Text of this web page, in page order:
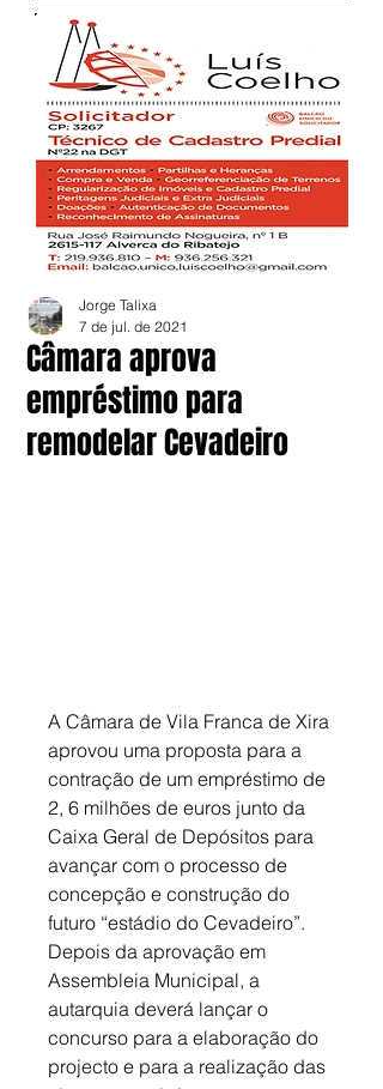
Câmara aprova
empréstimo para
remodelar Cevadeiro
Jorge Talixa
7 de jul. de 2021
A Câmara de Vila Franca de Xira
aprovou uma proposta para a
contração de um empréstimo de
2, 6 milhões de euros junto da
Caixa Geral de Depósitos para
avançar com o processo de
concepção e construção do
futuro “estádio do Cevadeiro”.
Depois da aprovação em
Assembleia Municipal, a
autarquia deverá lançar o
concurso para a elaboração do
projecto e para a realização das